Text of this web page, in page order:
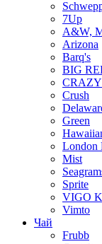
7Up
A&W,
Arizona
Barq's
BIG
Crush
Green
London
Mist
Sprite
VIGO
Vimto
Чай
Frubb